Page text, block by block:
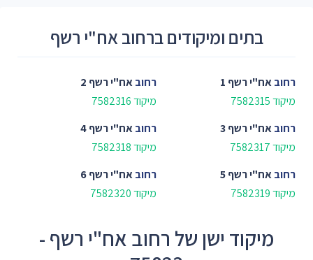
בתים ומיקודים ברחוב אח"י רשף
רחובאח"י רשף 1
מיקוד 7582315
רחובאח"י רשף 2
מיקוד 7582316
רחובאח"י רשף 3
מיקוד 7582317
רחובאח"י רשף 4
מיקוד 7582318
רחובאח"י רשף 5
מיקוד 7582319
רחובאח"י רשף 6
מיקוד 7582320
מיקוד ישן של רחוב אח"י רשף -